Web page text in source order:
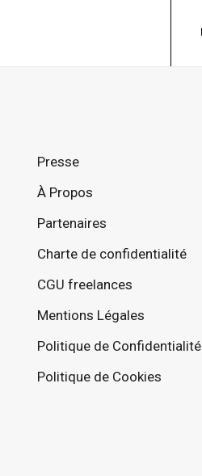
Nos clients partagent leur
LoveLetter
sur toutes les actualités Content.
Presse
À Propos
Partenaires
Charte de confidentialité
CGU freelances
Mentions Légales
Politique de Confidentialité
Politique de Cookies